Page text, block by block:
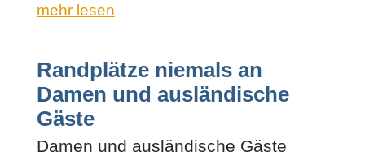
mehr lesen
Randplätze niemals an
Damen und ausländische
Gäste
Damen und ausländische Gäste